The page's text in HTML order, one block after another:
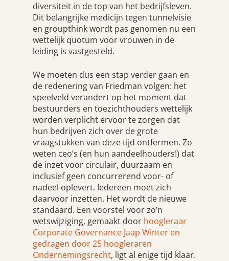
diversiteit in de top van het bedrijfsleven.
Dit belangrijke medicijn tegen tunnelvisie
en groupthink wordt pas genomen nu een
wettelijk quotum voor vrouwen in de
leiding is vastgesteld.
We moeten dus een stap verder gaan en
de redenering van Friedman volgen: het
speelveld verandert op het moment dat
bestuurders en toezichthouders wettelijk
worden verplicht ervoor te zorgen dat
hun bedrijven zich over de grote
vraagstukken van deze tijd ontfermen. Zo
weten ceo’s (en hun aandeelhouders!) dat
de inzet voor circulair, duurzaam en
inclusief geen concurrerend voor- of
nadeel oplevert. Iedereen moet zich
daarvoor inzetten. Het wordt de nieuwe
standaard. Een voorstel voor zo’n
wetswijziging, gemaakt door hoogleraar
Corporate Governance Jaap Winter en
gedragen door 25 hoogleraren
Ondernemingsrecht, ligt al enige tijd klaar.